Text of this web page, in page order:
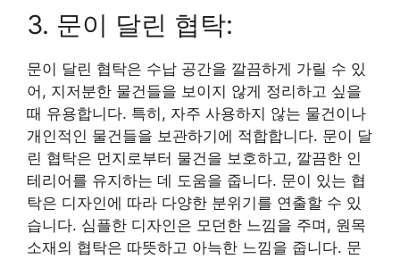
3. 문이 달린 협탁:
문이 달린 협탁은 수납 공간을 깔끔하게 가릴 수 있
어, 지저분한 물건들을 보이지 않게 정리하고 싶을
때 유용합니다. 특히, 자주 사용하지 않는 물건이나
개인적인 물건들을 보관하기에 적합합니다. 문이 달
린 협탁은 먼지로부터 물건을 보호하고, 깔끔한 인
테리어를 유지하는 데 도움을 줍니다. 문이 있는 협
탁은 디자인에 따라 다양한 분위기를 연출할 수 있
습니다. 심플한 디자인은 모던한 느낌을 주며, 원목
소재의 협탁은 따뜻하고 아늑한 느낌을 줍니다. 문